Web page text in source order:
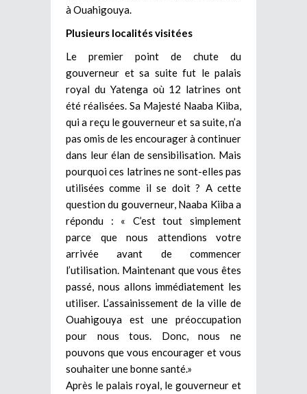
à Ouahigouya.
Plusieurs localités visitées
Le premier point de chute du
gouverneur et sa suite fut le palais
royal du Yatenga où 12 latrines ont
été réalisées. Sa Majesté Naaba Kiiba,
qui a reçu le gouverneur et sa suite, n’a
pas omis de les encourager à continuer
dans leur élan de sensibilisation. Mais
pourquoi ces latrines ne sont-elles pas
utilisées comme il se doit ? A cette
question du gouverneur, Naaba Kiiba a
répondu : « C’est tout simplement
parce que nous attendions votre
arrivée avant de commencer
l’utilisation. Maintenant que vous êtes
passé, nous allons immédiatement les
utiliser. L’assainissement de la ville de
Ouahigouya est une préoccupation
pour nous tous. Donc, nous ne
pouvons que vous encourager et vous
souhaiter une bonne santé.»
Après le palais royal, le gouverneur et